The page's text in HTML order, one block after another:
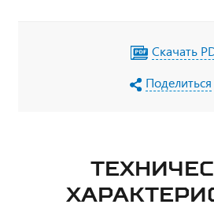
Скачать
Поделиться